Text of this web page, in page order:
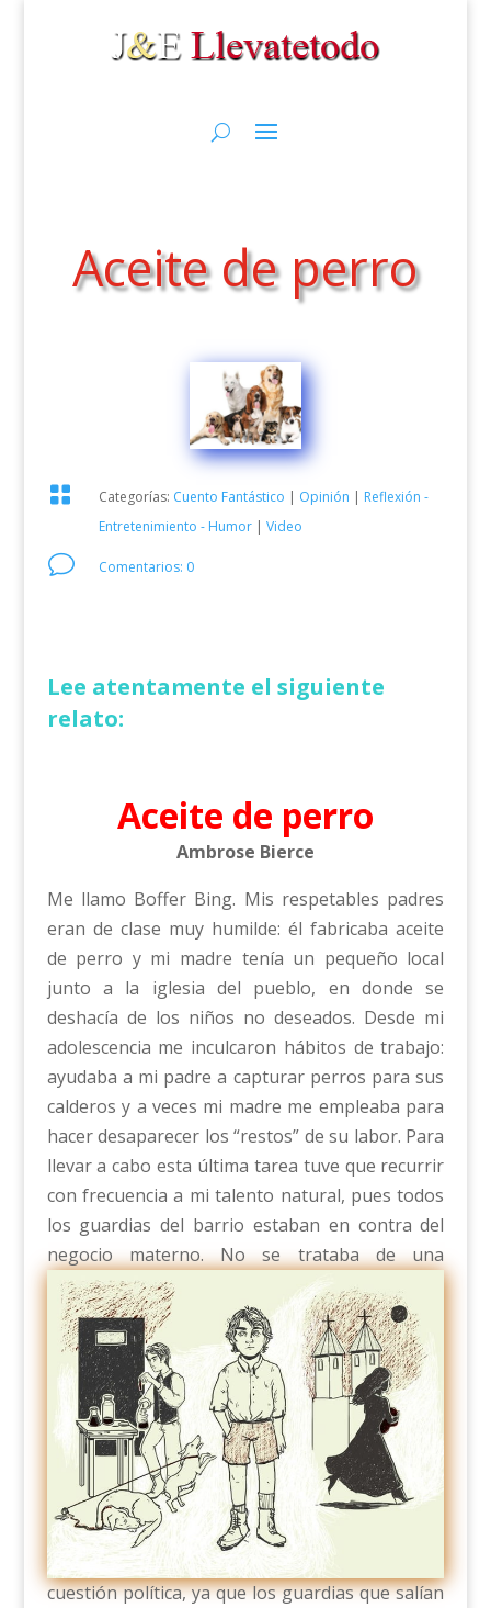
Aceite de perro
 Categorías: Cuento Fantástico | Opinión | Reflexión -
Entretenimiento - Humor| Video
v Comentarios: 0
Lee atentamente el siguiente
relato:
Aceite de perro
Ambrose Bierce
Me llamo Boffer Bing. Mis respetables padres
eran de clase muy humilde: él fabricaba aceite
de perro y mi madre tenía un pequeño local
junto a la iglesia del pueblo, en donde se
deshacía de los niños no deseados. Desde mi
adolescencia me inculcaron hábitos de trabajo:
ayudaba a mi padre a capturar perros para sus
calderos y a veces mi madre me empleaba para
hacer desaparecer los “restos” de su labor. Para
llevar a cabo esta última tarea tuve que recurrir
con frecuencia a mi talento natural, pues todos
los guardias del barrio estaban en contra del
negocio materno.No se trataba de una
cuestión política, ya que los guardias que salían